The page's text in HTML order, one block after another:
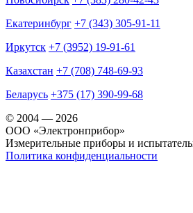
Екатеринбург +7 (343) 305-91-11
Иркутск +7 (3952) 19-91-61
Казахстан +7 (708) 748-69-93
Беларусь +375 (17) 390-99-68
© 2004 — 2026
OOO «Электронприбор»
Измерительные приборы и
Политика конфиденциальности